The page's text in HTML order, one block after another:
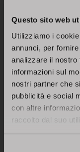
Questo sito web
Utilizziamo i
annunci, per
analizzare il nostro
informazioni sul
nostri partner che
pubblicità e social
con altre
raccolto dal suo